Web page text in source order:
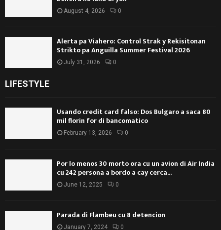
August 4, 2026 0
Alerta pa Viahero: Control Strak y Rekisitonan
Strikto pa Anguilla Summer Festival 2026
July 31, 2026 0
LIFESTYLE
Usando credit card falso: Dos Bulgaro a saca 80
mil florin for di bancomatico
February 13, 2026 0
Por lo menos 30 morto ora cu un avion di Air India
cu 242 persona a bordo a cay cerca...
June 12, 2025 0
Parada di Flambeu cu 8 detencion
January 7, 2024 0